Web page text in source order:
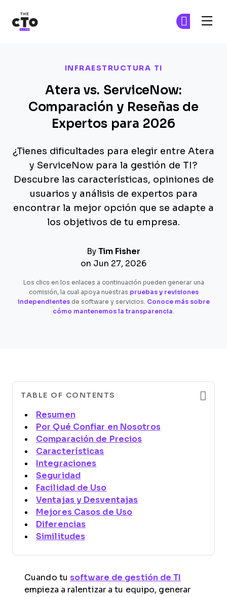
INFRAESTRUCTURA TI
Atera vs. ServiceNow:
Comparación y Reseñas de
Expertos para 2026
¿Tienes dificultades para elegir entre Atera
y ServiceNow para la gestión de TI?
Descubre las características, opiniones de
usuarios y análisis de expertos para
encontrar la mejor opción que se adapte a
los objetivos de tu empresa.
By Tim Fisher
on Jun 27, 2026
Los clics en los enlaces a continuación pueden generar una
comisión, la cual apoya nuestras pruebas y revisiones
independientesde software y servicios. Conoce más sobre
cómo mantenemos la transparencia.
TABLE OF CONTENTS
Resumen
Por Qué Confiar en Nosotros
Comparación de Precios
Características
Integraciones
Seguridad
Facilidad de Uso
Ventajas y Desventajas
Mejores Casos de Uso
Diferencias
Similitudes
Cuando tu software de gestión de TI
empieza a ralentizar a tu equipo, generar